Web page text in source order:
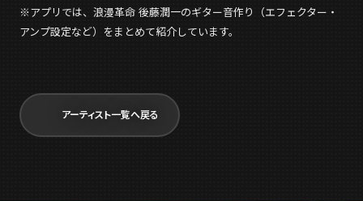
※アプリでは、浪漫革命 後藤潤一のギター音作り（エフェクター・
アンプ設定など）をまとめて紹介しています。
アーティスト一覧へ戻る